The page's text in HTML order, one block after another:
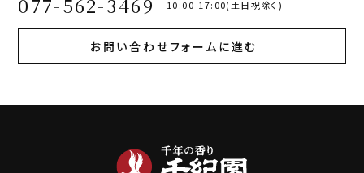
10:00-17:00(土日祝除く)
お問い合わせフォームに進む